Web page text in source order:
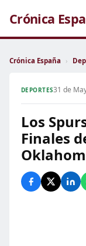
Crónica
Crónica España ›
DEPORTES31 de
Los
Finales